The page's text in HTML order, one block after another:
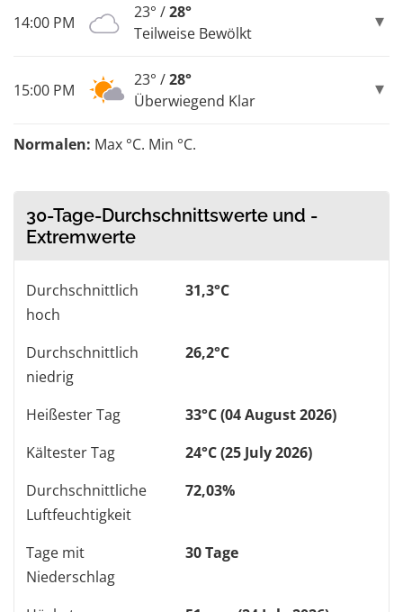
14:00 PM
23° /28°
Teilweise Bewölkt
15:00 PM
23° /28°
Überwiegend Klar
Normalen: Max °C. Min °C.
30-Tage-Durchschnittswerte und -
Extremwerte
Durchschnittlich
hoch
31,3°C
Durchschnittlich
niedrig
26,2°C
Heißester Tag
33°C (04 August 2026)
Kältester Tag
24°C (25 July 2026)
Durchschnittliche
Luftfeuchtigkeit
72,03%
Tage mit
Niederschlag
30 Tage